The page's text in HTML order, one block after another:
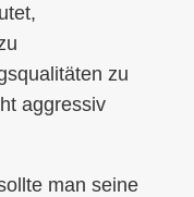
zu
aggressiv
man seine